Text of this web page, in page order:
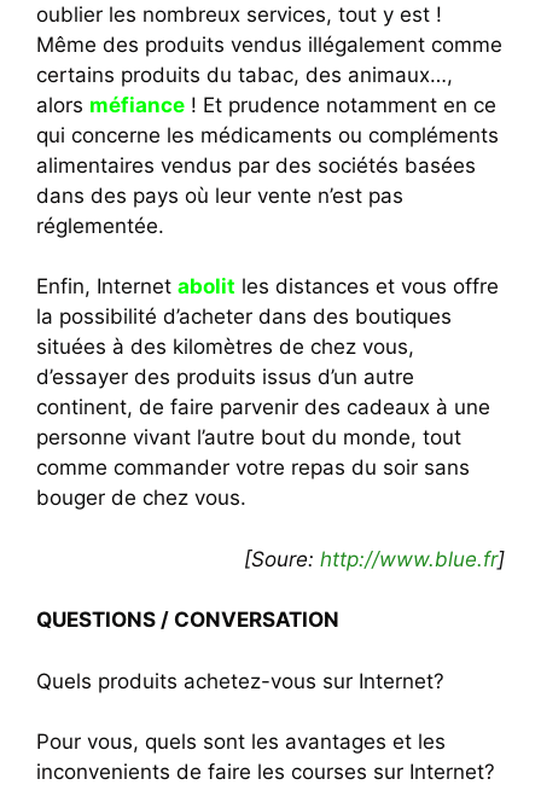
oublier les nombreux services, tout y est !
Même des produits vendus illégalement comme
certains produits du tabac, des animaux…,
alors méfiance ! Et prudence notamment en ce
qui concerne les médicaments ou compléments
alimentaires vendus par des sociétés basées
dans des pays où leur vente n’est pas
réglementée.
Enfin, Internet abolit les distances et vous offre
la possibilité d’acheter dans des boutiques
situées à des kilomètres de chez vous,
d’essayer des produits issus d’un autre
continent, de faire parvenir des cadeaux à une
personne vivant l’autre bout du monde, tout
comme commander votre repas du soir sans
bouger de chez vous.
[Soure: http://www.blue.fr]
QUESTIONS / CONVERSATION
Quels produits achetez-vous sur Internet?
Pour vous, quels sont les avantages et les
inconvenients de faire les courses sur Internet?